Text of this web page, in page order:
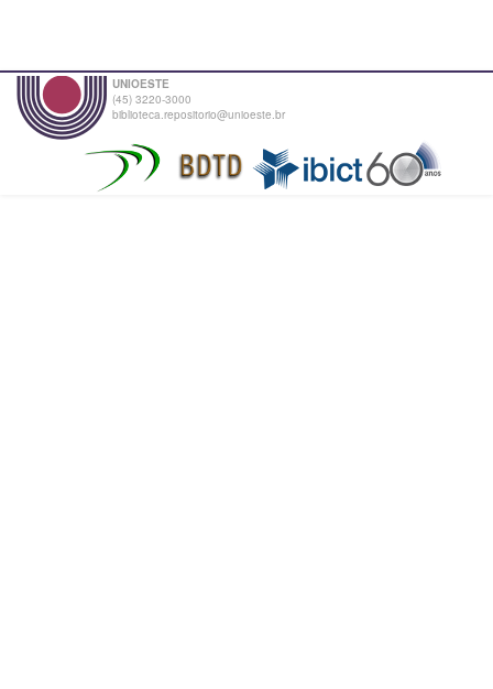
UNIOESTE
(45) 3220-3000
biblioteca.repositorio@unioeste.br